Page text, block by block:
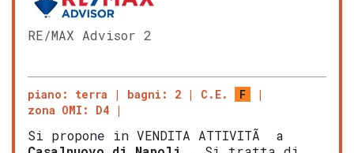
RE/MAX Advisor 2
piano: terra bagni: 2 C.E.
F
zona OMI: D4
Si propone in VENDITA ATTIVITÃ a